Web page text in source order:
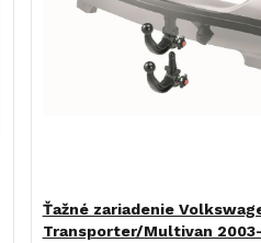
Ťažné zariadenie
Transporter/Multivan